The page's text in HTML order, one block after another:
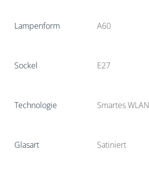
Lampenform A60
Sockel E27
Technologie Smartes WLAN
Glasart Satiniert